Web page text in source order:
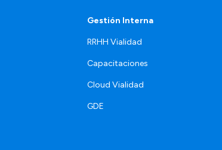
Gestión Interna
RRHH Vialidad
Capacitaciones
Cloud Vialidad
GDE